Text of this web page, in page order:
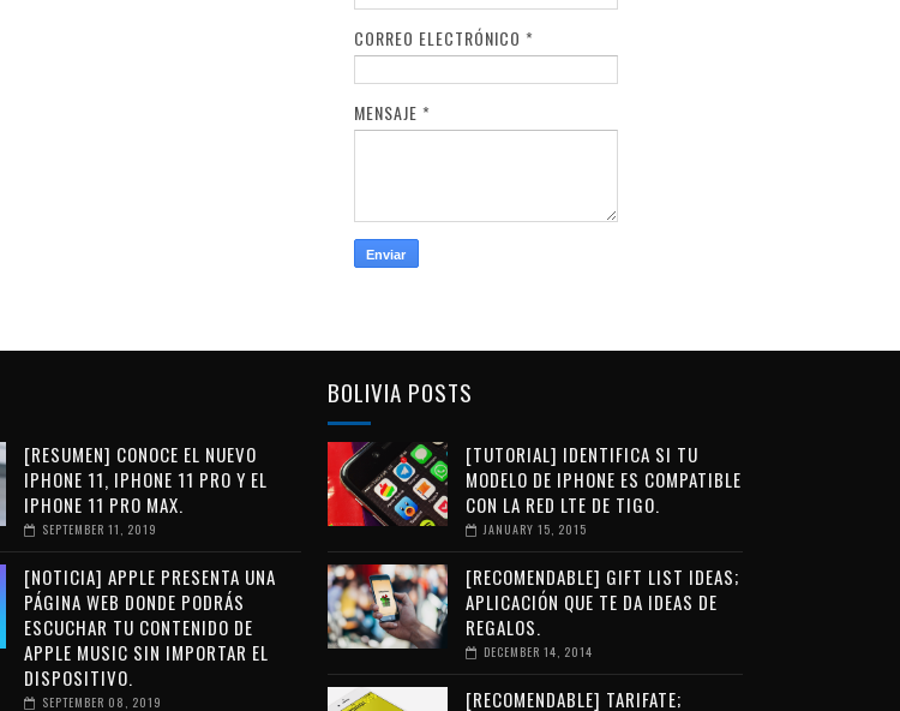
CORREO ELECTRÓNICO *
MENSAJE *
[RESUMEN] CONOCE EL NUEVO
IPHONE 11, IPHONE 11 PRO Y EL
IPHONE 11 PRO MAX.
SEPTEMBER 11, 2019
[NOTICIA] APPLE PRESENTA UNA
PÁGINA WEB DONDE PODRÁS
ESCUCHAR TU CONTENIDO DE
APPLE MUSIC SIN IMPORTAR EL
DISPOSITIVO.
SEPTEMBER 08, 2019
BOLIVIA POSTS
[TUTORIAL] IDENTIFICA SI TU
MODELO DE IPHONE ES COMPATIBLE
CON LA RED LTE DE TIGO.
JANUARY 15, 2015
[RECOMENDABLE] GIFT LIST IDEAS;
APLICACIÓN QUE TE DA IDEAS DE
REGALOS.
DECEMBER 14, 2014
[RECOMENDABLE] TARIFATE;